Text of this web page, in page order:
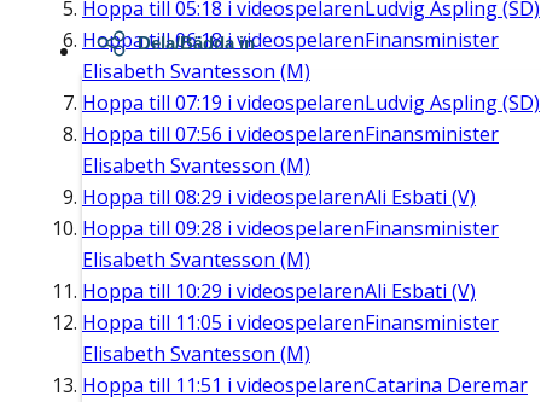
Hoppa till 05:18 i videospelarenLudvig Aspling (SD)
Hoppa till06:18i videospelarenFinansminister
Elisabeth Svantesson (M)
Hoppa till 07:19 i videospelarenLudvig Aspling (SD)
Hoppa till 07:56 i videospelarenFinansminister
Elisabeth Svantesson (M)
Hoppa till 08:29 i videospelarenAli Esbati (V)
Hoppa till 09:28 i videospelarenFinansminister
Elisabeth Svantesson (M)
Hoppa till 10:29 i videospelarenAli Esbati (V)
Hoppa till 11:05 i videospelarenFinansminister
Elisabeth Svantesson (M)
Hoppa till 11:51 i videospelarenCatarina Deremar
Dela/Bädda in